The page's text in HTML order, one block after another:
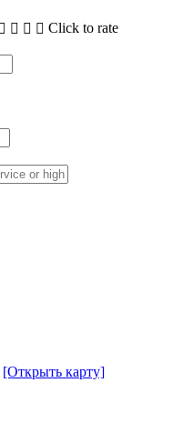
Click to rate
[Открыть карту]